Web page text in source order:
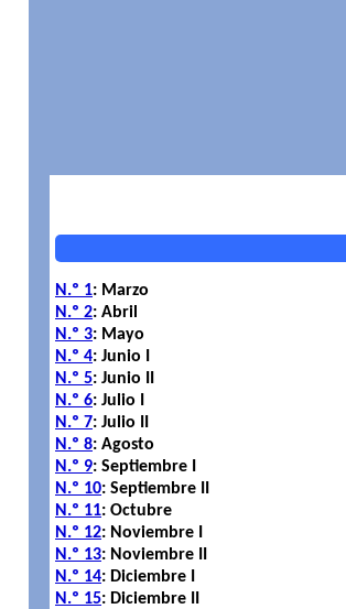
N.º 1: Marzo
N.º 2: Abril
N.º 3: Mayo
N.º 4: Junio I
N.º 5: Junio II
N.º 6: Julio I
N.º 7: Julio II
N.º 8: Agosto
N.º 9: Septiembre I
N.º 10: Septiembre II
N.º 11: Octubre
N.º 12: Noviembre I
N.º 13: Noviembre II
N.º 14: Diciembre I
N.º 15: Diciembre II